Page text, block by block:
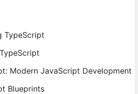
TypeScript
Modern JavaScript Development
Blueprints